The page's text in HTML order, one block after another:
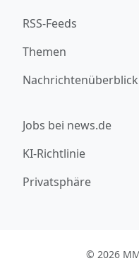
RSS-Feeds
Themen
Nachrichtenüberblick
Jobs bei news.de
KI-Richtlinie
Privatsphäre
© 2026